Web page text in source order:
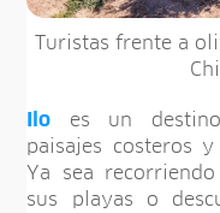
Turistas frente a
Ilo es un destino
paisajes costeros
Ya sea
sus playas o